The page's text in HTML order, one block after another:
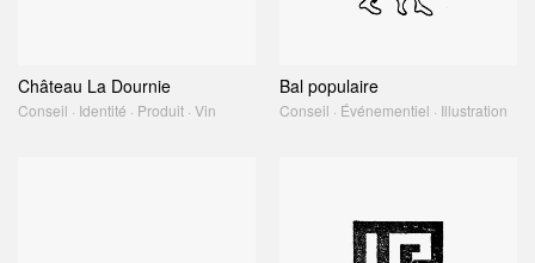
Château La Dournie
Conseil · Identité · Produit · Vin
Bal populaire
Conseil · Événementiel · Illustration